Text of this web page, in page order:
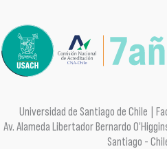
Universidad de Santiago de Chile |
Av. Alameda Libertador Bernardo
Santiago -